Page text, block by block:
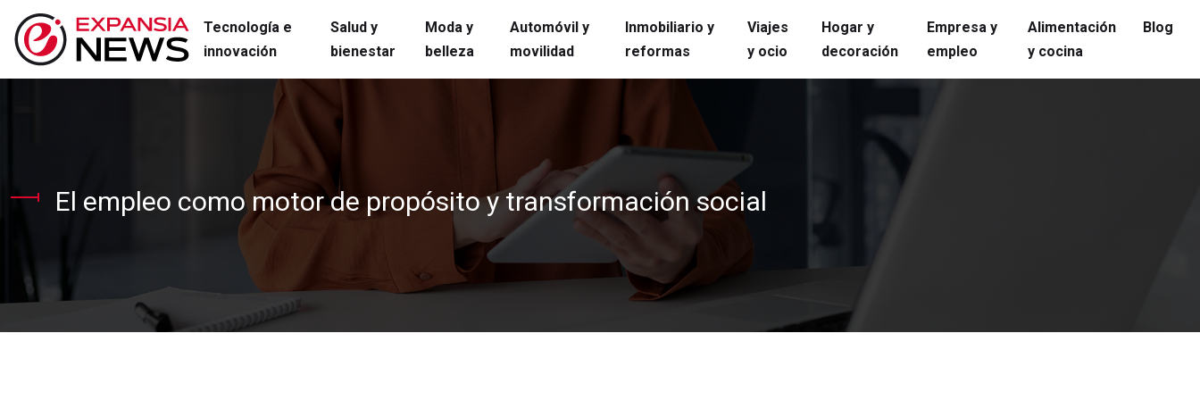
Tecnología e
innovación
Salud y
bienestar
Moda y
belleza
Automóvil y
movilidad
Inmobiliario y
reformas
Viajes
y ocio
Hogar y
decoración
Empresa y
empleo
Alimentación
y cocina
Blog
El empleo como motor de propósito y transformación social